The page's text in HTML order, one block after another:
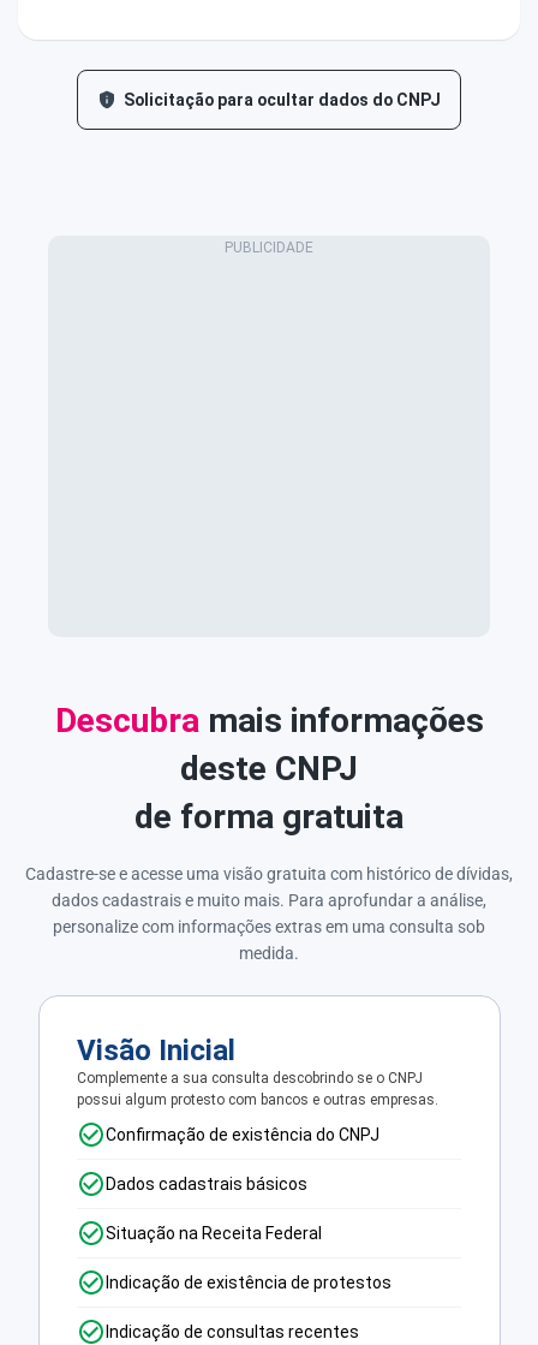
Solicitação para ocultar dados do CNPJ
Descubra mais informações
deste CNPJ
de forma gratuita
Cadastre-se e acesse uma visão gratuita com histórico de dívidas,
dados cadastrais e muito mais. Para aprofundar a análise,
personalize com informações extras em uma consulta sob
medida.
Visão Inicial
Complemente a sua consulta descobrindo se o CNPJ
possui algum protesto com bancos e outras empresas.
Confirmação de existência do CNPJ
Dados cadastrais básicos
Situação na Receita Federal
Indicação de existência de protestos
Indicação de consultas recentes